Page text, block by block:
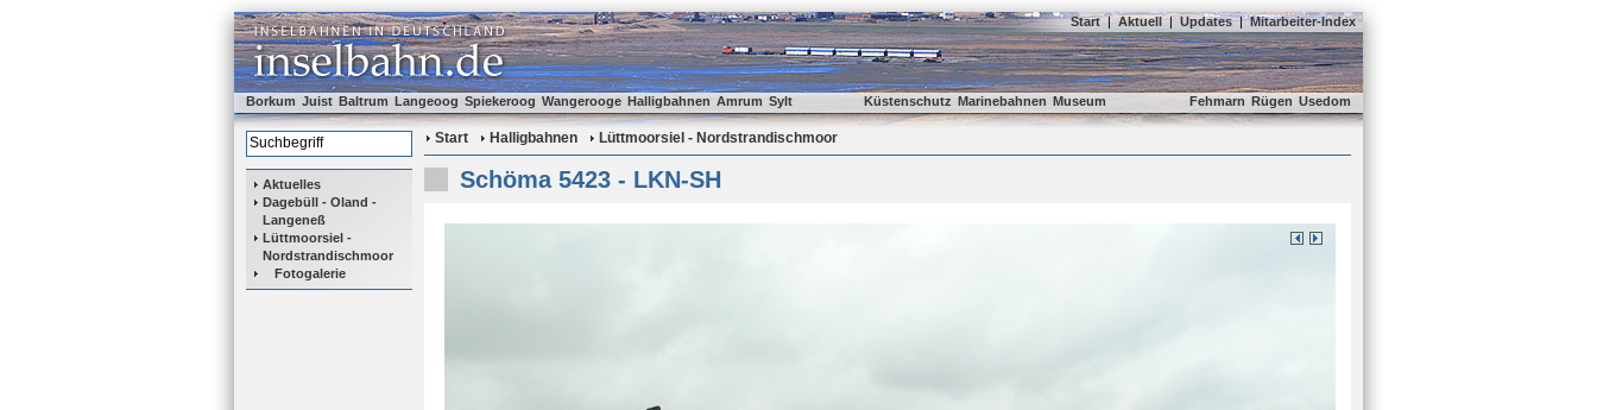
Start | Aktuell | Updates | Mitarbeiter-Index
Borkum Juist Baltrum Langeoog Spiekeroog Wangerooge Halligbahnen Amrum Sylt Küstenschutz Marinebahnen Museum Fehmarn Rügen Usedom
Aktuelles
Dagebüll - Oland -
Langeneß
Lüttmoorsiel -
Nordstrandischmoor
Fotogalerie
Start Halligbahnen Lüttmoorsiel - Nordstrandischmoor
Schöma 5423 - LKN-SH